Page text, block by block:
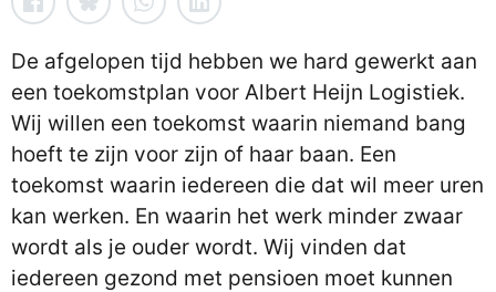
De afgelopen tijd hebben we hard gewerkt aan
een toekomstplan voor Albert Heijn Logistiek.
Wij willen een toekomst waarin niemand bang
hoeft te zijn voor zijn of haar baan. Een
toekomst waarin iedereen die dat wil meer uren
kan werken. En waarin het werk minder zwaar
wordt als je ouder wordt. Wij vinden dat
iedereen gezond met pensioen moet kunnen